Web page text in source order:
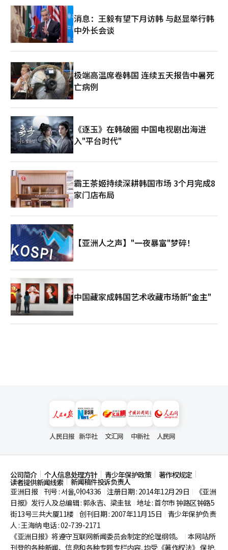
消息：王毅有望下月访韩 与赵显举行韩
中外长会谈
极端高温席卷韩国 连续五天报告中暑死
亡病例
《逐玉》在韩破圈 中国电视剧出海进
入"平台时代"
霸王茶姬持续深耕韩国市场 3个月完成8
家门店布局
【亚洲人之声】"一夜暴富"梦碎！
中国藏家成韩国艺术收藏市场新"金主"
人民日报 新华社 文汇网 中新社 人民网
公司简介 个人信息处理方针 青少年保护政策 著作权规定
读者提供新闻线索
新闻稿件投诉负责人
亚洲日报
刊号 : 서울,아04336 注册日期 : 2014年12月29日
《亚洲
日报》发行人及总编辑 : 郭永吉、梁圭铉 地址 : 首尔市钟路区钟路5
街13号三共大厦11楼 创刊日期 : 2007年11月15日
青少年保护负责
人 : 王海纳 电话 : 02-739-2171
《亚洲日报》将遵守互联网新闻委员会制定的伦理纲领。
本网站所
刊登的各种新闻、信息和各种专题专栏内容, 均受《著作权法》 保护,